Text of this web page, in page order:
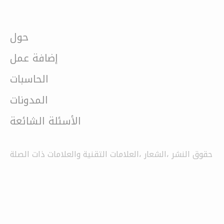
حول
إضافة عمل
الحاسبات
المدونات
الأسئلة الشائعة
حقوق النشر ،الشعار ،العلامات التقنية والعلامات ذات الصلة